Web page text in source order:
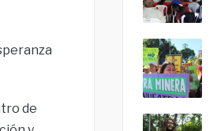
de